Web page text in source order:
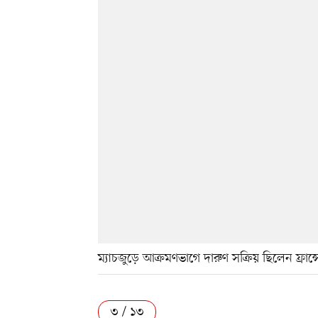
ম্যাচজুড়ে আক্রমণভাগে দারুণ সক্রিয় ছিলেন
৩ / ১৩